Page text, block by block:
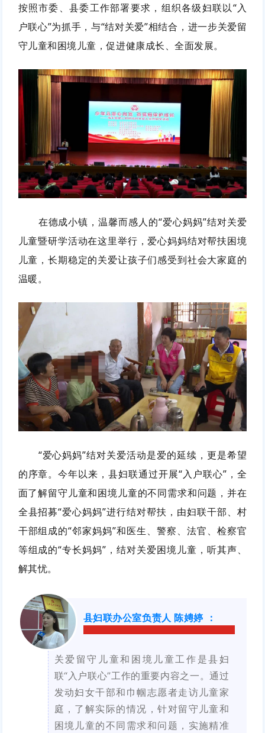
按照市委、县委工作部署要求，组织各级妇联以“入
户联心”为抓手，与“结对关爱”相结合，进一步关爱留
守儿童和困境儿童，促进健康成长、全面发展。
在德成小镇，温馨而感人的“爱心妈妈”结对关爱
儿童暨研学活动在这里举行，爱心妈妈结对帮扶困境
儿童，长期稳定的关爱让孩子们感受到社会大家庭的
温暖。
“爱心妈妈”结对关爱活动是爱的延续，更是希望
的序章。今年以来，县妇联通过开展“入户联心”，全
面了解留守儿童和困境儿童的不同需求和问题，并在
全县招募“爱心妈妈”进行结对帮扶，由妇联干部、村
干部组成的“邻家妈妈”和医生、警察、法官、检察官
等组成的“专长妈妈”，结对关爱困境儿童，听其声、
解其忧。
县妇联办公室负责人 陈娉婷 ：
关爱留守儿童和困境儿童工作是县妇
联“入户联心”工作的重要内容之一。通过
发动妇女干部和巾帼志愿者走访儿童家
庭，了解实际的情况，针对留守儿童和
困境儿童的不同需求和问题，实施精准